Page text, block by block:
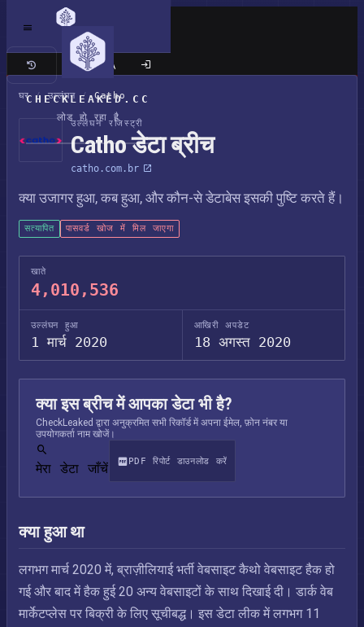
CHECKLEAKED.CC
लोड हो रहा है
क्लासिक साइट
घर / उल्लंघन / Catho
उल्लंघन रजिस्ट्री
Catho डेटा ब्रीच
catho.com.br
क्या उजागर हुआ, कब हुआ, और कौन-से डेटाबेस इसकी पुष्टि करते हैं।
सत्यापित पासवर्ड खोज में मिल जाएगा
खाते
4,010,536
उल्लंघन हुआ
1 मार्च 2020
आखिरी अपडेट
18 अगस्त 2020
क्या इस ब्रीच में आपका डेटा भी है?
CheckLeaked द्वारा अनुक्रमित सभी रिकॉर्ड में अपना ईमेल, फ़ोन नंबर या
उपयोगकर्ता नाम खोजें।
मेरा डेटा जाँचें PDF रिपोर्ट डाउनलोड करें
क्या हुआ था
लगभग मार्च 2020 में, ब्राज़ीलियाई भर्ती वेबसाइट कैथो वेबसाइट हैक हो
गई और बाद में हैक हुई 20 अन्य वेबसाइटों के साथ दिखाई दी। डार्क वेब
मार्केटप्लेस पर बिक्री के लिए सूचीबद्ध। इस डेटा लीक में लगभग 11